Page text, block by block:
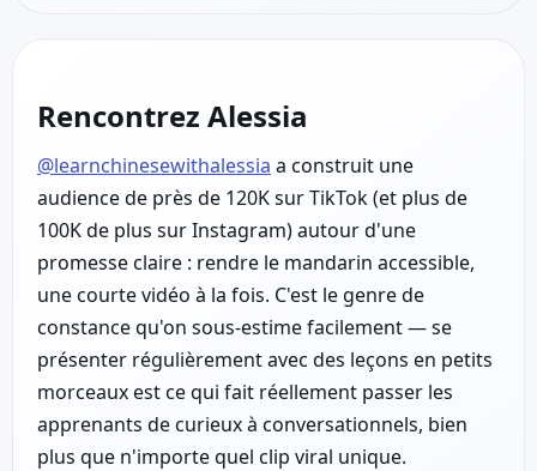
Rencontrez Alessia
@learnchinesewithalessia a construit une
audience de près de 120K sur TikTok (et plus de
100K de plus sur Instagram) autour d'une
promesse claire : rendre le mandarin accessible,
une courte vidéo à la fois. C'est le genre de
constance qu'on sous-estime facilement — se
présenter régulièrement avec des leçons en petits
morceaux est ce qui fait réellement passer les
apprenants de curieux à conversationnels, bien
plus que n'importe quel clip viral unique.